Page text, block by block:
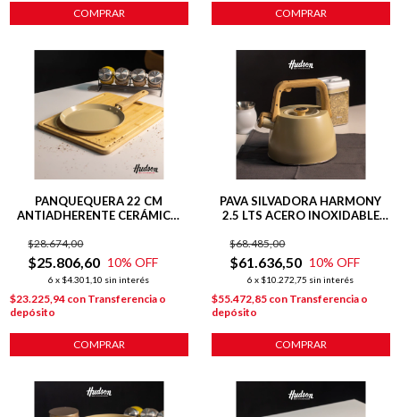
COMPRAR COMPRAR
PANQUEQUERA 22 CM
ANTIADHERENTE CERÁMICO
$25.806,60
$28.674,00
10% OFF
6 x $4.301,10 sin interés
$23.225,94 con Transferencia o
depósito
COMPRAR
PAVA SILVADORA HARMONY
2.5 LTS ACERO INOXIDABLE
$61.636,50
$68.485,00
10% OFF
6 x $10.272,75 sin interés
$55.472,85 con Transferencia o
depósito
COMPRAR